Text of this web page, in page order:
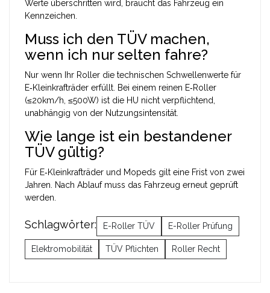
Werte überschritten wird, braucht das Fahrzeug ein
Kennzeichen.
Muss ich den TÜV machen,
wenn ich nur selten fahre?
Nur wenn Ihr Roller die technischen Schwellenwerte für
E‑Kleinkrafträder erfüllt. Bei einem reinen E‑Roller
(≤20km/h, ≤500W) ist die HU nicht verpflichtend,
unabhängig von der Nutzungsintensität.
Wie lange ist ein bestandener
TÜV gültig?
Für E‑Kleinkrafträder und Mopeds gilt eine Frist von zwei
Jahren. Nach Ablauf muss das Fahrzeug erneut geprüft
werden.
Schlagwörter: E-Roller TÜV E-Roller Prüfung
Elektromobilität TÜV Pflichten Roller Recht